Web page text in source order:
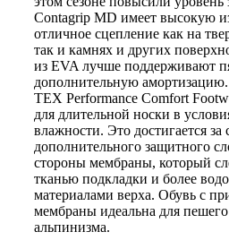
Сontagrip MD имеет высокую
отличное сцепление как на
так и камнях и других
из EVA лучше поддерживают
дополнительную
TEX Performance Comfort
для длительной носки в
влажности. Это достигается
дополнительного защитного
стороны мембраны, который
тканью подкладки и более
материалами верха. Обувь с
мембраны идеальна для
альпинизма.